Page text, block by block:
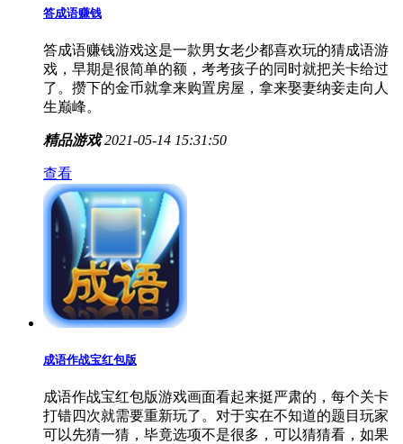
答成语赚钱
答成语赚钱游戏这是一款男女老少都喜欢玩的猜成语游
戏，早期是很简单的额，考考孩子的同时就把关卡给过
了。攒下的金币就拿来购置房屋，拿来娶妻纳妾走向人
生巅峰。
精品游戏 2021-05-14 15:31:50
查看
成语作战宝红包版
成语作战宝红包版游戏画面看起来挺严肃的，每个关卡
打错四次就需要重新玩了。对于实在不知道的题目玩家
可以先猜一猜，毕竟选项不是很多，可以猜猜看，如果